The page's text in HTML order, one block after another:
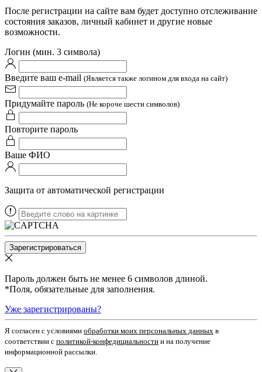
После регистрации на сайте вам будет доступно отслеживание
состояния заказов, личный кабинет и другие новые
возможности.
Логин (мин. 3 символа)
Введите ваш e-mail (Является также логином для входа на сайт)
Придумайте пароль (Не короче шести символов)
Повторите пароль
Ваше ФИО
Защита от автоматической регистрации
Пароль должен быть не менее 6 символов длиной.
*Поля, обязательные для заполнения.
Уже зарегистрированы?
Я согласен c условиями обработки моих персональных данных в
соответствии с политикой-конфедициальности и на получение
информационной рассылки.